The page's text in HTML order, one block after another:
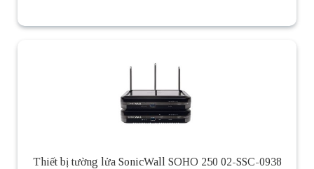
Thiết bị tường lửa SonicWall SOHO 250 02-SSC-0938